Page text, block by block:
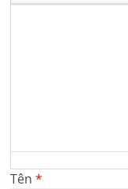
Tên*